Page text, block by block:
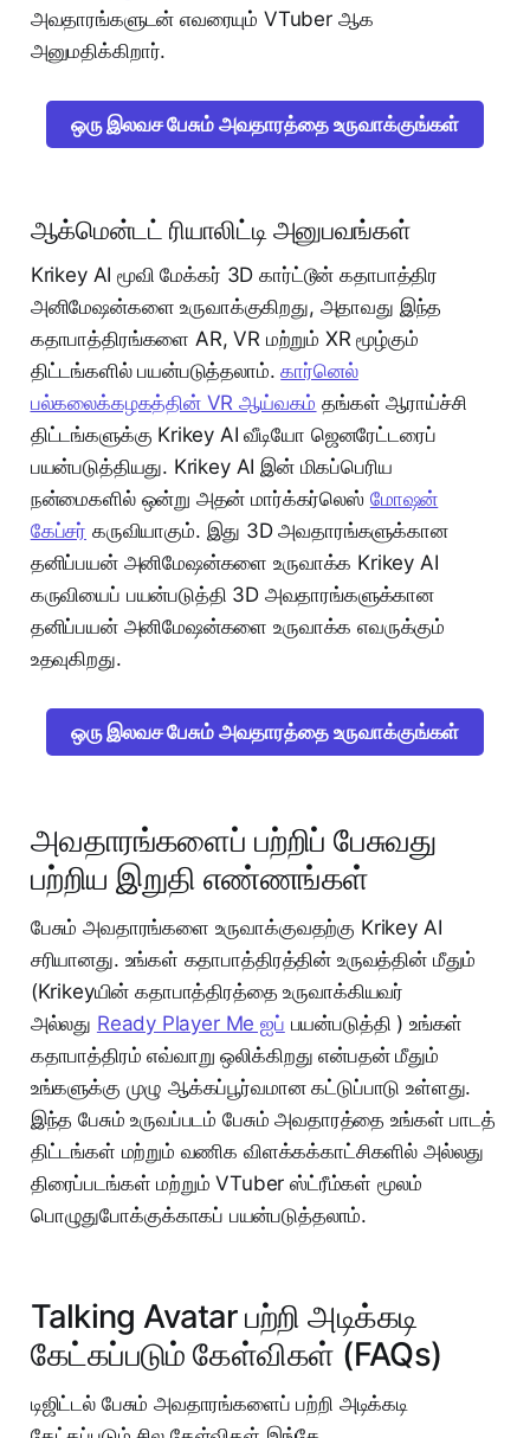
அவதாரங்களுடன் எவரையும் VTuber ஆக
அனுமதிக்கிறார்.
ஒரு இலவச பேசும் அவதாரத்தை உருவாக்குங்கள்
ஆக்மென்டட் ரியாலிட்டி அனுபவங்கள்
Krikey AI மூவி மேக்கர் 3D கார்ட்டூன் கதாபாத்திர
அனிமேஷன்களை உருவாக்குகிறது, அதாவது இந்த
கதாபாத்திரங்களை AR, VR மற்றும் XR மூழ்கும்
திட்டங்களில் பயன்படுத்தலாம்.கார்னெல்
பல்கலைக்கழகத்தின் VR ஆய்வகம் தங்கள் ஆராய்ச்சி
திட்டங்களுக்கு Krikey AI வீடியோ ஜெனரேட்டரைப்
பயன்படுத்தியது. Krikey AI இன் மிகப்பெரிய
நன்மைகளில் ஒன்று அதன் மார்க்கர்லெஸ் மோஷன்
கேப்சர் கருவியாகும். இது 3D அவதாரங்களுக்கான
தனிப்பயன் அனிமேஷன்களை உருவாக்க Krikey AI
கருவியைப் பயன்படுத்தி 3D அவதாரங்களுக்கான
தனிப்பயன் அனிமேஷன்களை உருவாக்க எவருக்கும்
உதவுகிறது.
ஒரு இலவச பேசும் அவதாரத்தை உருவாக்குங்கள்
அவதாரங்களைப் பற்றிப் பேசுவது
பற்றிய இறுதி எண்ணங்கள்
பேசும் அவதாரங்களை உருவாக்குவதற்கு Krikey AI
சரியானது. உங்கள் கதாபாத்திரத்தின் உருவத்தின் மீதும்
(Krikeyயின் கதாபாத்திரத்தை உருவாக்கியவர்
அல்லது Ready Player Me ஐப் பயன்படுத்தி ) உங்கள்
கதாபாத்திரம் எவ்வாறு ஒலிக்கிறது என்பதன் மீதும்
உங்களுக்கு முழு ஆக்கப்பூர்வமான கட்டுப்பாடு உள்ளது.
இந்த பேசும் உருவப்படம் பேசும் அவதாரத்தை உங்கள் பாடத்
திட்டங்கள் மற்றும் வணிக விளக்கக்காட்சிகளில் அல்லது
திரைப்படங்கள் மற்றும் VTuber ஸ்ட்ரீம்கள் மூலம்
பொழுதுபோக்குக்காகப் பயன்படுத்தலாம்.
Talking Avatar பற்றி அடிக்கடி
கேட்கப்படும் கேள்விகள் (FAQs)
டிஜிட்டல் பேசும் அவதாரங்களைப் பற்றி அடிக்கடி